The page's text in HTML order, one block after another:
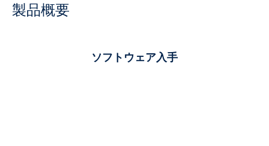
製品概要
ソフトウェア入手